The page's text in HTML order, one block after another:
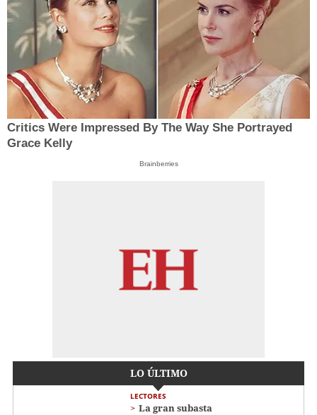
Critics Were Impressed By The Way She Portrayed
Grace Kelly
Brainberries
LO ÚLTIMO
LECTORES
La gran subasta